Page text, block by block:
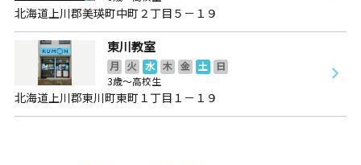
北海道上川郡美瑛町中町２丁目５－１９
東川教室
月 火 水 木 金 土
日
3歳～高校生
北海道上川郡東川町東町１丁目１－１９